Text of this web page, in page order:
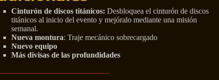
Cinturón de discos titánicos: Desbloquea el cinturón de discos
titánicos al inicio del evento y mejóralo mediante una misión
semanal.
Nueva montura: Traje mecánico sobrecargado
Nuevo equipo
Más divisas de las profundidades